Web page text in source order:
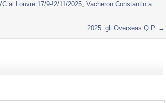
al Louvre:17/9-!2/11/2025, Vacheron Constantin a
2025: gli Overseas Q.P. →